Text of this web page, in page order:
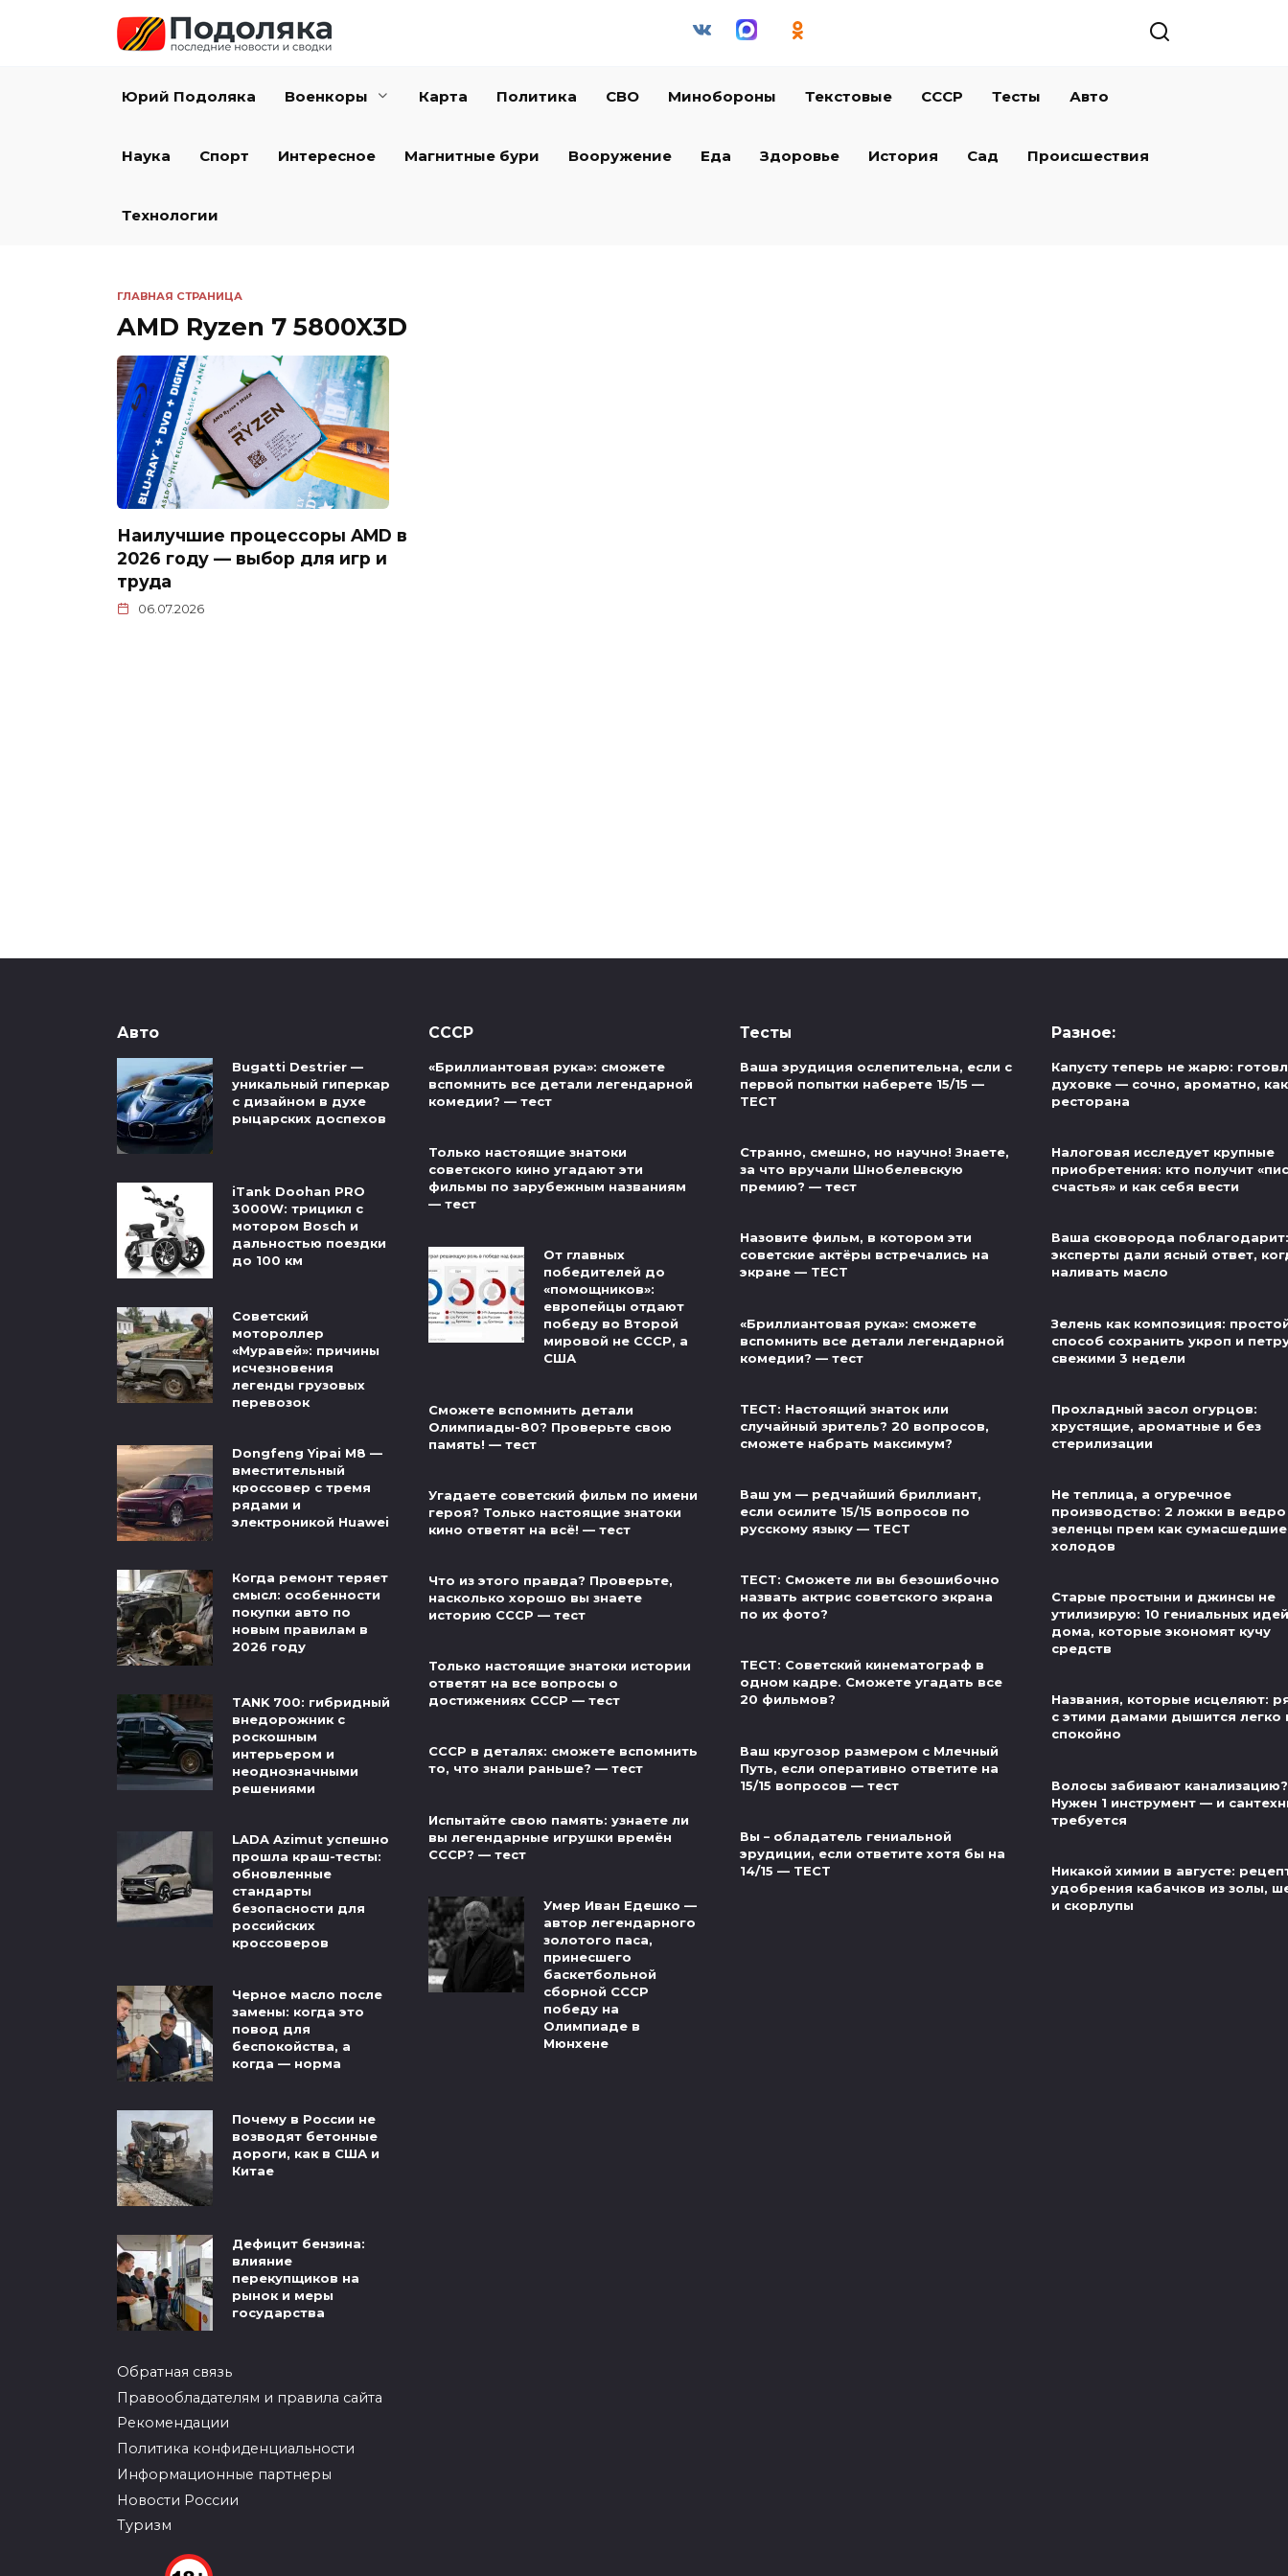
Юрий Подоляка Военкоры Карта Политика СВО Минобороны Текстовые СССР Тесты Авто
Наука Спорт Интересное Магнитные бури Вооружение Еда Здоровье История Сад Происшествия
Технологии
ГЛАВНАЯ СТРАНИЦА
AMD Ryzen 7 5800X3D
Наилучшие процессоры AMD в
2026 году — выбор для игр и
труда
06.07.2026
Авто
Bugatti Destrier —
уникальный гиперкар
с дизайном в духе
рыцарских доспехов
iTank Doohan PRO
3000W: трицикл с
мотором Bosch и
дальностью поездки
до 100 км
Советский
мотороллер
«Муравей»: причины
исчезновения
легенды грузовых
перевозок
Dongfeng Yipai M8 —
вместительный
кроссовер с тремя
рядами и
электроникой Huawei
Когда ремонт теряет
смысл: особенности
покупки авто по
новым правилам в
2026 году
TANK 700: гибридный
внедорожник с
роскошным
интерьером и
неоднозначными
решениями
LADA Azimut успешно
прошла краш-тесты:
обновленные
стандарты
безопасности для
российских
кроссоверов
Черное масло после
замены: когда это
повод для
беспокойства, а
когда — норма
Почему в России не
возводят бетонные
дороги, как в США и
Китае
Дефицит бензина:
влияние
перекупщиков на
рынок и меры
государства
Обратная связь
Правообладателям и правила сайта
Рекомендации
Политика конфиденциальности
Информационные партнеры
Новости России
Туризм
СССР
«Бриллиантовая рука»: сможете
вспомнить все детали легендарной
комедии? — тест
Только настоящие знатоки
советского кино угадают эти
фильмы по зарубежным названиям
— тест
От главных
победителей до
«помощников»:
европейцы отдают
победу во Второй
мировой не СССР, а
США
Сможете вспомнить детали
Олимпиады-80? Проверьте свою
память! — тест
Угадаете советский фильм по имени
героя? Только настоящие знатоки
кино ответят на всё! — тест
Что из этого правда? Проверьте,
насколько хорошо вы знаете
историю СССР — тест
Только настоящие знатоки истории
ответят на все вопросы о
достижениях СССР — тест
СССР в деталях: сможете вспомнить
то, что знали раньше? — тест
Испытайте свою память: узнаете ли
вы легендарные игрушки времён
СССР? — тест
Умер Иван Едешко —
автор легендарного
золотого паса,
принесшего
баскетбольной
сборной СССР
победу на
Олимпиаде в
Мюнхене
Тесты
Ваша эрудиция ослепительна, если с
первой попытки наберете 15/15 —
ТЕСТ
Странно, смешно, но научно! Знаете,
за что вручали Шнобелевскую
премию? — тест
Назовите фильм, в котором эти
советские актёры встречались на
экране — ТЕСТ
«Бриллиантовая рука»: сможете
вспомнить все детали легендарной
комедии? — тест
ТЕСТ: Настоящий знаток или
случайный зритель? 20 вопросов,
сможете набрать максимум?
Ваш ум — редчайший бриллиант,
если осилите 15/15 вопросов по
русскому языку — ТЕСТ
ТЕСТ: Сможете ли вы безошибочно
назвать актрис советского экрана
по их фото?
ТЕСТ: Советский кинематограф в
одном кадре. Сможете угадать все
20 фильмов?
Ваш кругозор размером с Млечный
Путь, если оперативно ответите на
15/15 вопросов — тест
Вы – обладатель гениальной
эрудиции, если ответите хотя бы на
14/15 — ТЕСТ
Разное:
Капусту теперь не жарю:
духовке — сочно, ароматно,
ресторана
Налоговая исследует крупные
приобретения: кто получит
счастья» и как себя вести
Ваша сковорода поблагодарит:
эксперты дали ясный ответ,
наливать масло
Зелень как композиция:
способ сохранить укроп и
свежими 3 недели
Прохладный засол огурцов:
хрустящие, ароматные и без
стерилизации
Не теплица, а огуречное
производство: 2 ложки в
зеленцы прем как
холодов
Старые простыни и джинсы не
утилизирую: 10 гениальных
дома, которые экономят кучу
средств
Названия, которые исцеляют:
с этими дамами дышится легко
спокойно
Волосы забивают канализацию?
Нужен 1 инструмент — и
требуется
Никакой химии в августе:
удобрения кабачков из золы,
и скорлупы